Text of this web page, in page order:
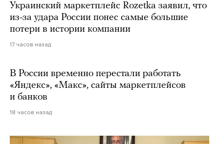
Украинский маркетплейс Rozetka заявил, что
из-за удара России понес самые большие
потери в истории компании
17 часов назад
В России временно перестали работать
«Яндекс», «Макс», сайты маркетплейсов
и банков
18 часов назад